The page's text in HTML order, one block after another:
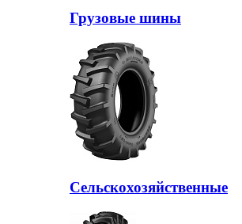
Грузовые шины
Сельскохозяйственные